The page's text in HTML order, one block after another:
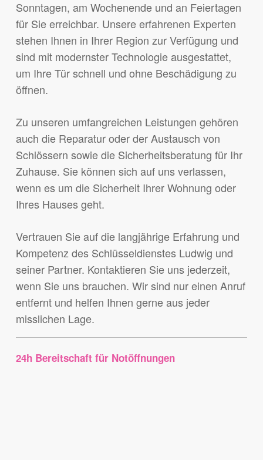
Sonntagen, am Wochenende und an Feiertagen
für Sie erreichbar. Unsere erfahrenen Experten
stehen Ihnen in Ihrer Region zur Verfügung und
sind mit modernster Technologie ausgestattet,
um Ihre Tür schnell und ohne Beschädigung zu
öffnen.
Zu unseren umfangreichen Leistungen gehören
auch die Reparatur oder der Austausch von
Schlössern sowie die Sicherheitsberatung für Ihr
Zuhause. Sie können sich auf uns verlassen,
wenn es um die Sicherheit Ihrer Wohnung oder
Ihres Hauses geht.
Vertrauen Sie auf die langjährige Erfahrung und
Kompetenz des Schlüsseldienstes Ludwig und
seiner Partner. Kontaktieren Sie uns jederzeit,
wenn Sie uns brauchen. Wir sind nur einen Anruf
entfernt und helfen Ihnen gerne aus jeder
misslichen Lage.
24h Bereitschaft für Notöffnungen